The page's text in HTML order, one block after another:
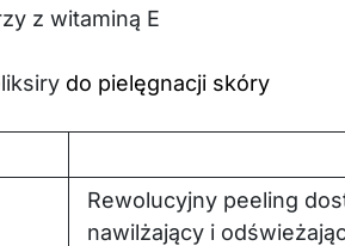
z witaminą E
do pielęgnacji skóry
Rewolucyjny peeling
nawilżający i